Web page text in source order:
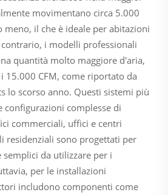
movimentano circa 5.000
il che è ideale per abitazioni
i modelli professionali
quantità molto maggiore d'aria,
15.000 CFM, come riportato da
lo scorso anno. Questi sistemi più
configurazioni complesse di
commerciali, uffici e centri
residenziali sono progettati per
semplici da utilizzare per i
per le installazioni
includono componenti come